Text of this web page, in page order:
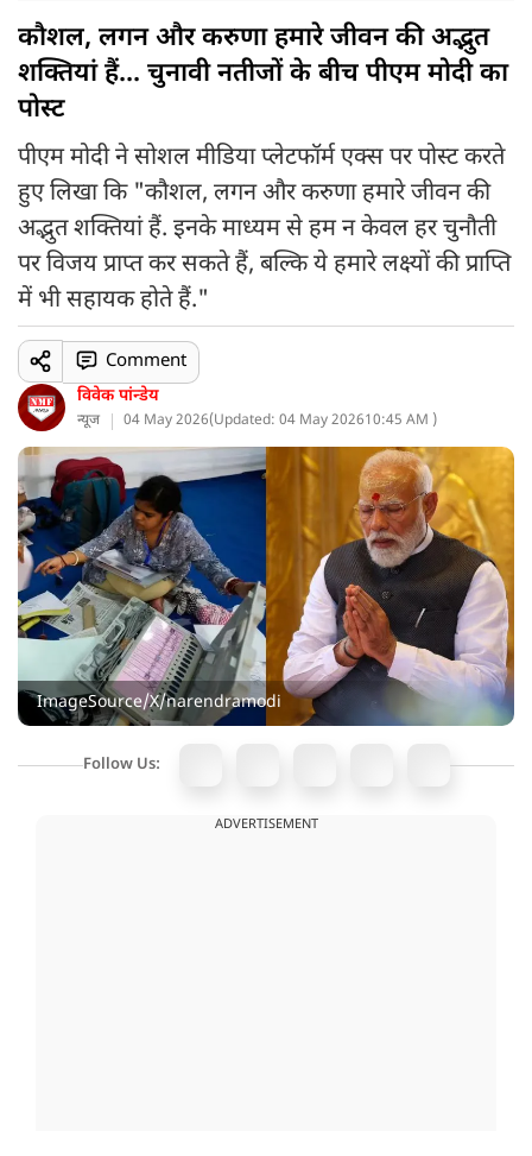
कौशल, लगन और करुणा हमारे जीवन की अद्भुत
शक्तियां हैं... चुनावी नतीजों के बीच पीएम मोदी का
पोस्ट
पीएम मोदी ने सोशल मीडिया प्लेटफॉर्म एक्स पर पोस्ट करते
हुए लिखा कि "कौशल, लगन और करुणा हमारे जीवन की
अद्भुत शक्तियां हैं. इनके माध्यम से हम न केवल हर चुनौती
पर विजय प्राप्त कर सकते हैं, बल्कि ये हमारे लक्ष्यों की प्राप्ति
में भी सहायक होते हैं."
विवेक पांन्डेय
न्यूज 04 May 2026(Updated: 04 May 202610:45 AM )
Comment
ImageSource/X/narendramodi
Follow Us:
ADVERTISEMENT